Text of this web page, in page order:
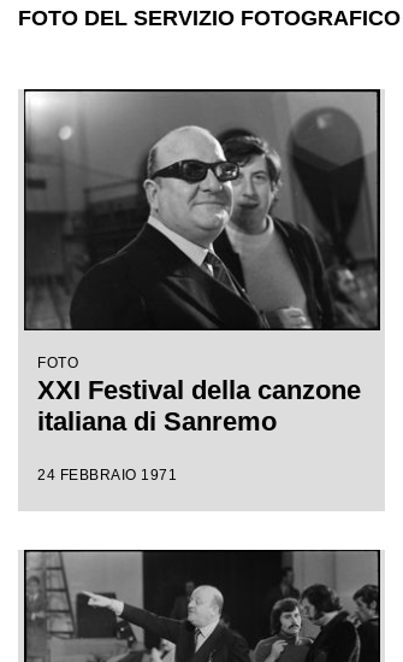
FOTO DEL SERVIZIO FOTOGRAFICO
FOTO
XXI Festival della canzone
italiana di Sanremo
24 FEBBRAIO 1971